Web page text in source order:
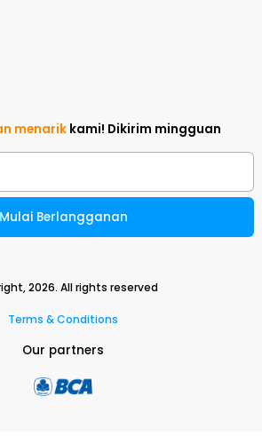
menarik kami! Dikirim mingguan
Mulai Berlangganan
2026. All rights reserved
Terms & Conditions
Our partners